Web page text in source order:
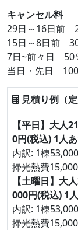
キャンセル料
29日～16日前
15日～8日前
7日~前々日 50
当日・先日
見積り例（定
【平日】大人
0円(税込) 1人
内訳: 1棟
掃光熱費
【土曜日】大
000円(税込) 1
内訳: 1棟
掃光熱費